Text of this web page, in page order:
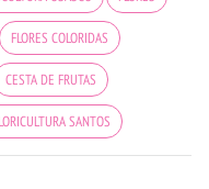
FLORES COLORIDAS
CESTA DE FRUTAS
SANTOS